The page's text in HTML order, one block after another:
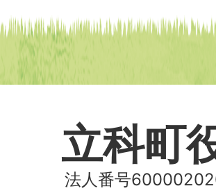
立科町
法人番号